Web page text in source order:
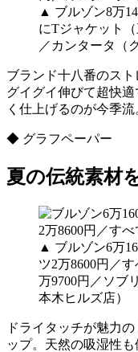
▲ ブルゾン8万
にTジャケット
／カンタータ（
ブランド十八番のス
グイグイ伸びて超快
く仕上げるのが今季流
◆ グラフペーパー
夏の伝統素材
▲ ブルゾン6万
ツ2万8600円／
万9700円／ソブ
本木ヒルズ店）
ドライタッチが魅力
ップ。天然の吸湿性も